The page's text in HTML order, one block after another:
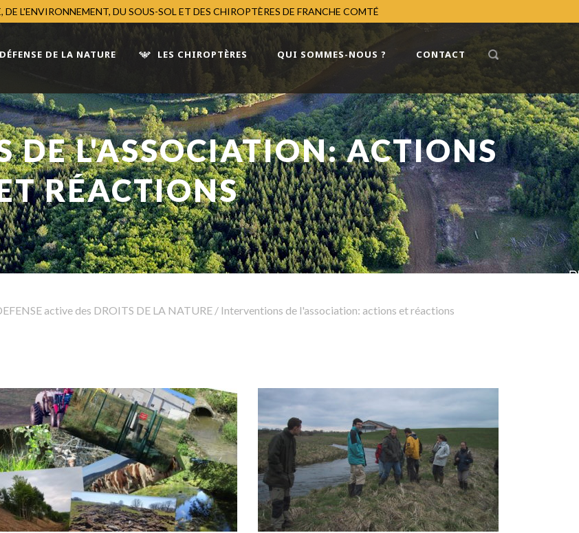
DE L'ENVIRONNEMENT, DU SOUS-SOL ET DES CHIROPTÈRES DE FRANCHE COMTÉ
DÉFENSE DE LA NATURE LES CHIROPTÈRES QUI SOMMES-NOUS ? CONTACT
DE L'ASSOCIATION: ACTIONS
RÉACTIONS
active des DROITS DE LA NATURE / Interventions de l'association: actions et réactions